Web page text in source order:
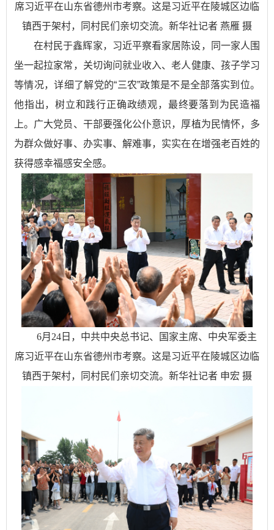
席习近平在山东省德州市考察。这是习近平在陵城区边临
镇西于架村，同村民们亲切交流。新华社记者 燕雁 摄
在村民于鑫辉家，习近平察看家居陈设，同一家人围
坐一起拉家常，关切询问就业收入、老人健康、孩子学习
等情况，详细了解党的“三农”政策是不是全部落实到位。
他指出，树立和践行正确政绩观，最终要落到为民造福
上。广大党员、干部要强化公仆意识，厚植为民情怀，多
为群众做好事、办实事、解难事，实实在在增强老百姓的
获得感幸福感安全感。
6月24日，中共中央总书记、国家主席、中央军委主
席习近平在山东省德州市考察。这是习近平在陵城区边临
镇西于架村，同村民们亲切交流。新华社记者 申宏 摄